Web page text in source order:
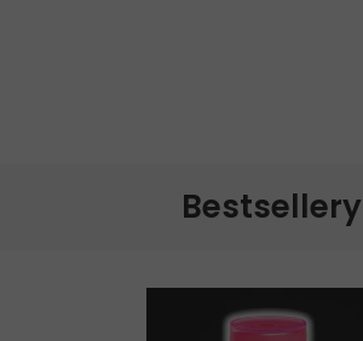
Bestsellery